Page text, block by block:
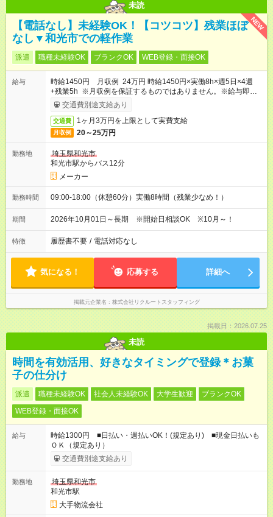
未読
NEW
【電話なし】未経験OK！【コツコツ】残業ほぼ
なし▼和光市での軽作業
派遣 職種未経験OK ブランクOK WEB登録・面接OK
給与
時給1450円 月収例 24万円 時給1450円×実働8h×週5日×4週
+残業5h ※月収例を保証するものではありません。※給与即受取
りサービス利用可（利用条件有）
交通費別途支給あり
交通費 1ヶ月3万円を上限として実費支給
月収例 20～25万円
勤務地
埼玉県和光市
和光市駅からバス12分
メーカー
勤務時間 09:00-18:00（休憩60分）実働8時間（残業少なめ！）
期間 2026年10月01日～長期 ※開始日相談OK ※10月～！
特徴 履歴書不要 / 電話対応なし
気になる！ 応募する 詳細へ
掲載元企業名 株式会社リクルートスタッフィング
掲載日：2026.07.25
未読
時間を有効活用、好きなタイミングで登録＊お菓
子の仕分け
派遣 職種未経験OK 社会人未経験OK 大学生歓迎
ブランクOK
WEB登録・面接OK
給与
時給1300円 ■日払い・週払いOK！(規定あり) ■現金日払いも
ＯＫ（規定あり）
交通費別途支給あり
勤務地
埼玉県和光市
和光市駅
大手物流会社